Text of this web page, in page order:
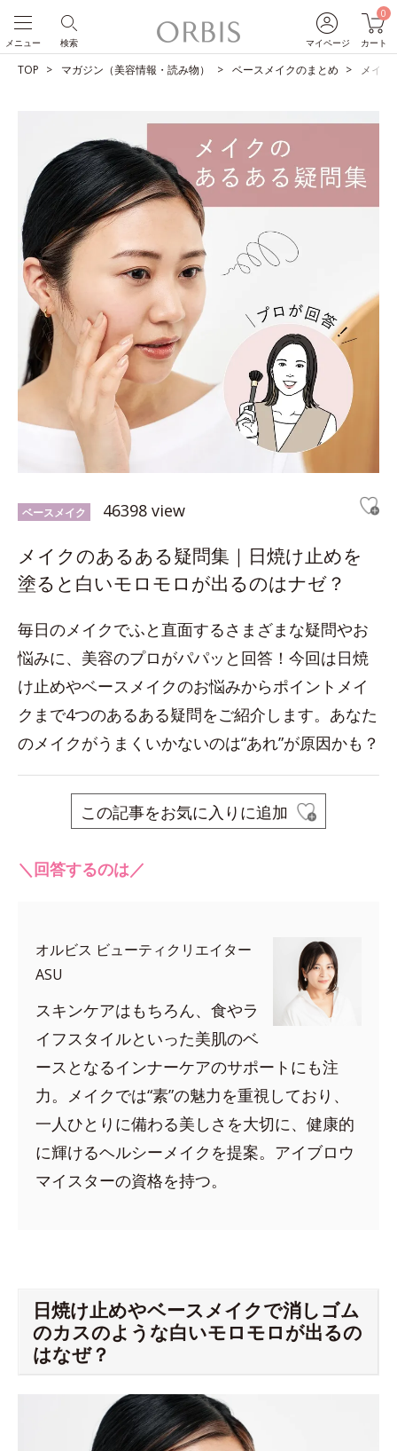
マイページ
0
カート
検索
メニュー
TOP マガジン（美容情報・読み物） ベースメイクのまとめ メイ
ベースメイク 46398 view
メイクのあるある疑問集｜日焼け止めを
塗ると白いモロモロが出るのはナゼ？
毎日のメイクでふと直面するさまざまな疑問やお
悩みに、美容のプロがパパッと回答！今回は日焼
け止めやベースメイクのお悩みからポイントメイ
クまで4つのあるある疑問をご紹介します。あなた
のメイクがうまくいかないのは“あれ”が原因かも？
この記事をお気に入りに追加
＼回答するのは／
オルビス ビューティクリエイター
ASU
スキンケアはもちろん、食やラ
イフスタイルといった美肌のベ
ースとなるインナーケアのサポートにも注
力。メイクでは“素”の魅力を重視しており、
一人ひとりに備わる美しさを大切に、健康的
に輝けるヘルシーメイクを提案。アイブロウ
マイスターの資格を持つ。
日焼け止めやベースメイクで消しゴム
のカスのような白いモロモロが出るの
はなぜ？